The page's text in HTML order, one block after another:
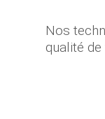
Nos
qualité